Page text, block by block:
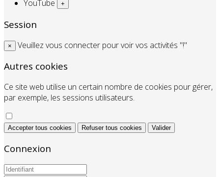
YouTube +
Session
× Veuillez vous connecter pour voir vos activités "!"
Autres cookies
Ce site web utilise un certain nombre de cookies pour gérer,
par exemple, les sessions utilisateurs.
Accepter tous cookies Refuser tous cookies Valider
Connexion